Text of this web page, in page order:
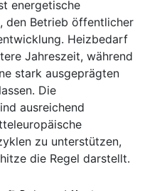
energetische
den Betrieb öffentlicher
Heizbedarf
Jahreszeit, während
stark ausgeprägten
Die
ausreichend
zu unterstützen,
die Regel darstellt.